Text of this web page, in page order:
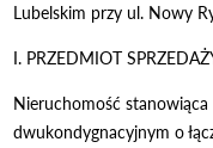
Lubelskim przy ul. Nowy
I. PRZEDMIOT
Nieruchomość
dwukondygnacyjnym o